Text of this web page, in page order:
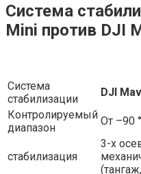
Система
Mini против DJI
Система
стабилизации
DJI
Контролируемый
диапазон
От –90
стабилизация
3-х